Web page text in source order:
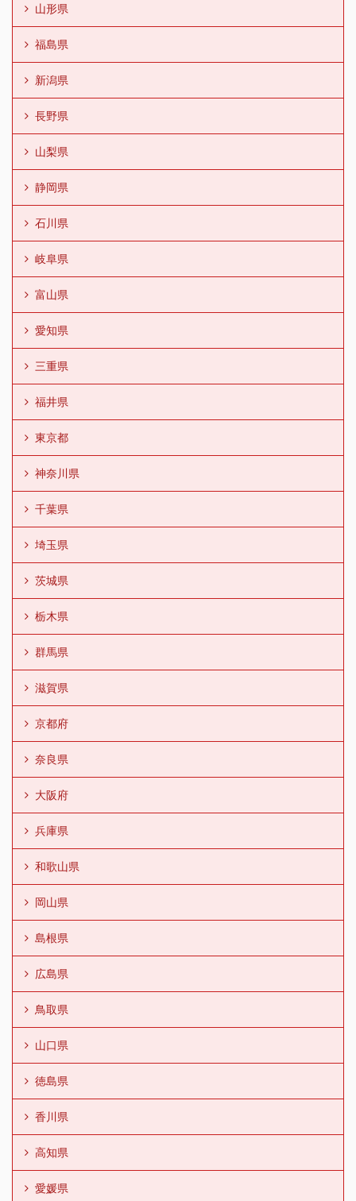
山形県
福島県
新潟県
長野県
山梨県
静岡県
石川県
岐阜県
富山県
愛知県
三重県
福井県
東京都
神奈川県
千葉県
埼玉県
茨城県
栃木県
群馬県
滋賀県
京都府
奈良県
大阪府
兵庫県
和歌山県
岡山県
島根県
広島県
鳥取県
山口県
徳島県
香川県
高知県
愛媛県